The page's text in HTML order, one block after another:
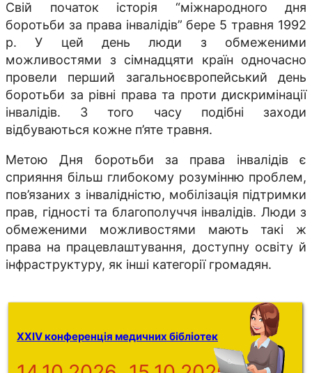
Свій початок історія “міжнародного дня
боротьби за права інвалідів” бере 5 травня 1992
р. У цей день люди з обмеженими
можливостями з сімнадцяти країн одночасно
провели перший загальноєвропейський день
боротьби за рівні права та проти дискримінації
інвалідів. З того часу подібні заходи
відбуваються кожне п’яте травня.
Метою Дня боротьби за права інвалідів є
сприяння більш глибокому розумінню проблем,
пов’язаних з інвалідністю, мобілізація підтримки
прав, гідності та благополуччя інвалідів. Люди з
обмеженими можливостями мають такі ж
права на працевлаштування, доступну освіту й
інфраструктуру, як інші категорії громадян.
XXIV конференція медичних бібліотек